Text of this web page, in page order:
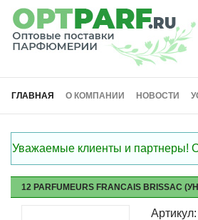
ГЛАВНАЯ О КОМПАНИИ НОВОСТИ
Уважаемые клиенты и партнеры!
12 PARFUMEURS FRANCAIS BRISSAC